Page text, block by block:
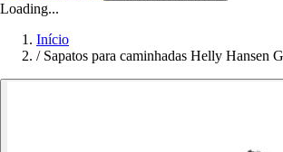
Loading...
Início
/ Sapatos para caminhadas Helly Hansen